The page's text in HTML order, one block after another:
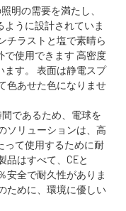
明の需要を満たし、
うに設計されていま
チラストと塩で素晴ら
で使用できます 高密度
ます。 表面は静電スプ
色あせた色になりませ
であるため、電球を
ソリューションは、高
って使用するために耐
品はすべて、CEと
安全で耐久性がありま
ために、環境に優しい